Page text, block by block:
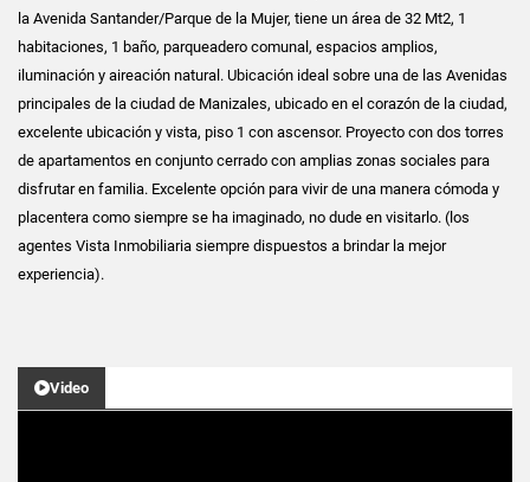
la Avenida Santander/Parque de la Mujer, tiene un área de 32 Mt2, 1
habitaciones, 1 baño, parqueadero comunal, espacios amplios,
iluminación y aireación natural. Ubicación ideal sobre una de las Avenidas
principales de la ciudad de Manizales, ubicado en el corazón de la ciudad,
excelente ubicación y vista, piso 1 con ascensor. Proyecto con dos torres
de apartamentos en conjunto cerrado con amplias zonas sociales para
disfrutar en familia. Excelente opción para vivir de una manera cómoda y
placentera como siempre se ha imaginado, no dude en visitarlo. (los
agentes Vista Inmobiliaria siempre dispuestos a brindar la mejor
experiencia).
Video